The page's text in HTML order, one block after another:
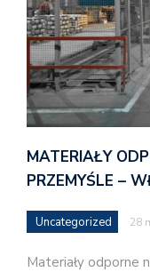
MATERIAŁY
PRZEMYŚLE –
Uncategorized 28
Materiały odporne